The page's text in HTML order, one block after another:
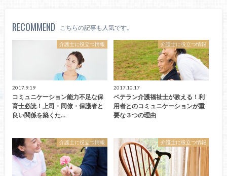
RECOMMEND こちらの記事も人気です。
介護士に役立つ情報
2017.9.19
コミュニケーション能力不足な保
育士必読！上司・同僚・保護者と
良い関係を築くた…
介護士に役立つ情報
2017.10.17
ベテラン介護福祉士が教える！利
用者とのコミュニケーションが重
要な３つの理由
介護士に役立つ情報 介護士に役立つ情報